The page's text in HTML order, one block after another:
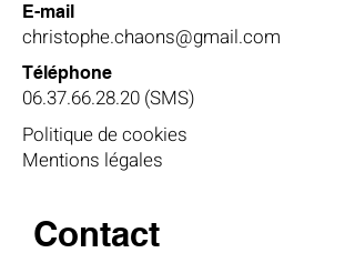
E-mail
christophe.chaons@gmail.com
Téléphone
06.37.66.28.20 (SMS)
Politique de cookies
Mentions légales
Contact